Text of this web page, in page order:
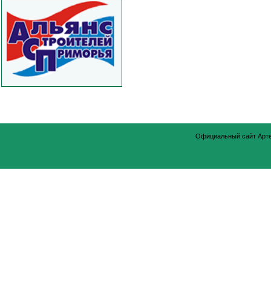
Официальный сайт